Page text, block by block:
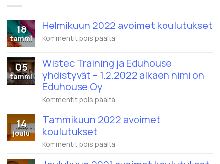
18
tammi
Helmikuun 2022 avoimet koulutukset
Kommentit pois päältä
avoimet
koulutukset
05
tammi
Wistec Training ja Eduhouse
yhdistyvät – 1.2.2022 alkaen nimi on
Eduhouse Oy
Kommentit pois päältä
Training
ja
alkaen
14
joulu
Tammikuun 2022 avoimet
koulutukset
Kommentit pois päältä
2022